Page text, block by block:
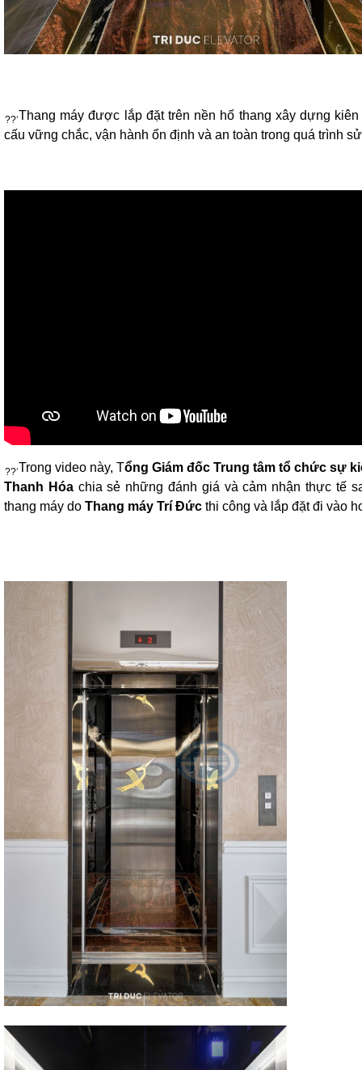
Thang máy được lắp đặt trên nền hố thang xây dựng kiên
cấu vững chắc, vận hành ổn định và an toàn trong quá trình
Trong video này, Tổng Giám đốc Trung tâm tổ chức sự
Thanh Hóa chia sẻ những đánh giá và cảm nhận thực tế
thang máy do Thang máy Trí Đức thi công và lắp đặt đi vào